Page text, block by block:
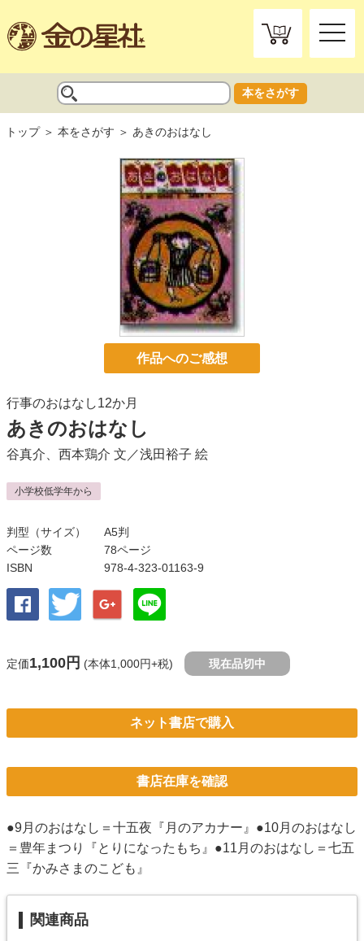
toggle
本をさがす
トップ 本をさがす あきのおはなし
作品へのご感想
行事のおはなし12か月
あきのおはなし
谷真介 西本鶏介 文／浅田裕子 絵
小学校低学年から
判型（サイズ）
A5判
ページ数
78ページ
ISBN
978-4-323-01163-9
定価1,100円 (本体1,000円+税) 現在品切中
ネット書店で購入
書店在庫を確認
●9月のおはなし＝十五夜『月のアカナー』●10月のおはなし
＝豊年まつり『とりになったもち』●11月のおはなし＝七五
三『かみさまのこども』
関連商品